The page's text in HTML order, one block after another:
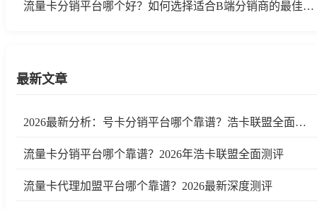
流量卡分销平台哪个好？如何选择适合B端分销商的最佳平台
最新文章
2026最新分析：号卡分销平台哪个靠谱？浩卡联盟全面测评
流量卡分销平台哪个靠谱？2026年浩卡联盟全面测评
流量卡代理加盟平台哪个靠谱？2026最新深度测评